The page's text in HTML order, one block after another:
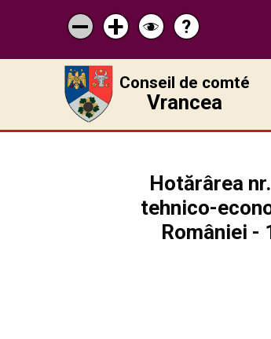
Micșorează
scrisul
Mărește
scrisul
Schimbă
contrastul
Pagina
de
ajutor
?
Conseil de comté
Vrancea
Hotărârea
tehnico-
României -